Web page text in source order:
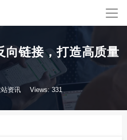
向链接，打造高质量
资讯 Views: 331